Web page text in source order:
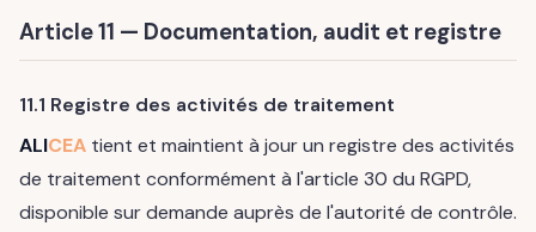
Article 11 — Documentation, audit et registre
11.1 Registre des activités de traitement
ALICEA tient et maintient à jour un registre des activités
de traitement conformément à l'article 30 du RGPD,
disponible sur demande auprès de l'autorité de contrôle.